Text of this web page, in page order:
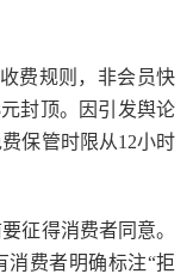
费规则，非会员快
封顶。因引发舆论
保管时限从12小时
征得消费者同意。
消费者明确标注“拒